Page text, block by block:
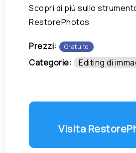
Scopri di più sullo
RestorePhotos
Prezzi: Gratuito
Categorie: Editing di
Visita